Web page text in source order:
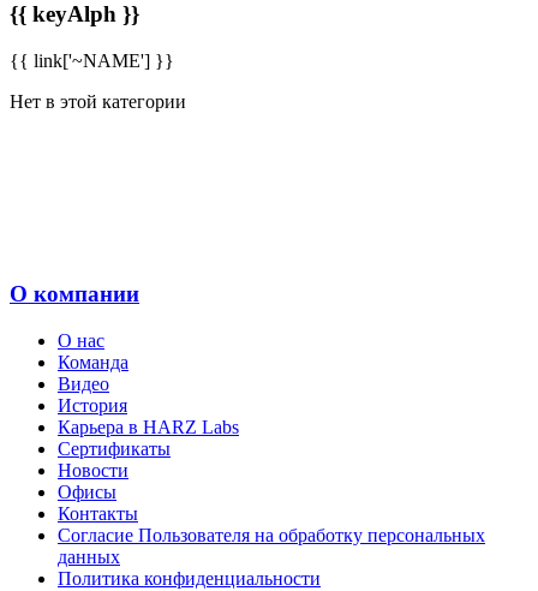
{{ keyAlph }}
{{ link['~NAME'] }}
Нет в этой категории
О компании
О нас
Команда
Видео
История
Карьера в HARZ Labs
Сертификаты
Новости
Офисы
Контакты
Согласие Пользователя на обработку персональных
данных
Политика конфиденциальности